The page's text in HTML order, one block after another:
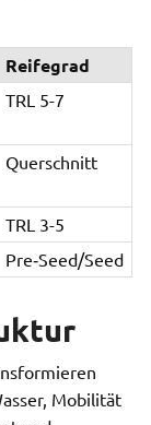
Reifegrad
TRL 5-7
Querschnitt
TRL 3-5
Pre‑Seed/Seed
Mobilität